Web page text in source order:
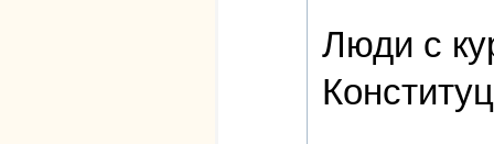
Люди с